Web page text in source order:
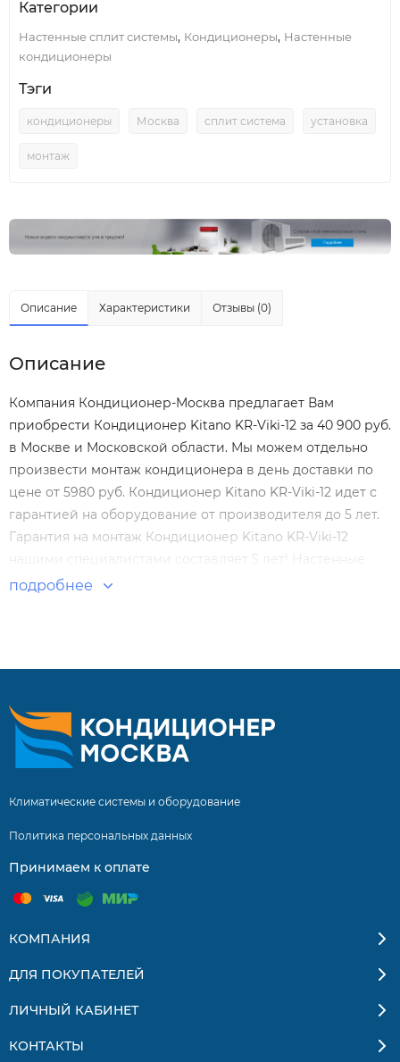
Категории
Настенные сплит системы, Кондиционеры, Настенные
кондиционеры
Тэги
кондиционеры Москва сплит система установка
монтаж
Описание Характеристики Отзывы (0)
Описание
Компания Кондиционер-Москва предлагает Вам
приобрести Кондиционер Kitano KR-Viki-12 за 40 900 руб.
в Москве и Московской области. Мы можем отдельно
произвести монтаж кондиционера в день доставки по
цене от 5980 руб. Кондиционер Kitano KR-Viki-12 идет с
гарантией на оборудование от производителя до 5 лет.
Гарантия на монтаж Кондиционер Kitano KR-Viki-12
нашими специалистами составляет 5 лет! Настенные
сплит-системы по выгодным ценам. Большой выбор.
подробнее
Климатические системы и оборудование
Политика персональных данных
Принимаем к оплате
КОМПАНИЯ
ДЛЯ ПОКУПАТЕЛЕЙ
ЛИЧНЫЙ КАБИНЕТ
КОНТАКТЫ